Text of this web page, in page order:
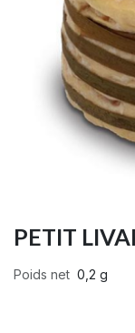
PETIT
Poids net 0,2 g